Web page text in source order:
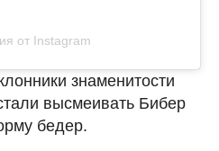
от Instagram
знаменитости
высмеивать Бибер
бедер.